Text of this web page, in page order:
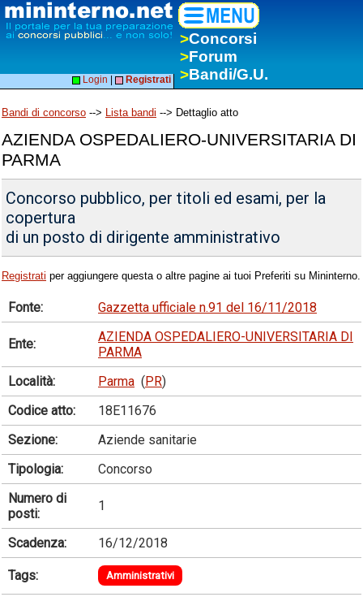
>Concorsi
>Forum
>Bandi/G.U.
Login Registrati
Bandi di concorso --> Lista bandi --> Dettaglio atto
AZIENDA OSPEDALIERO-UNIVERSITARIA DI
PARMA
Concorso pubblico, per titoli ed esami, per la
copertura
di un posto di dirigente amministrativo
Registrati per aggiungere questa o altre pagine ai tuoi Preferiti su Mininterno.
Fonte: Gazzetta ufficiale n.91 del 16/11/2018
Ente:
AZIENDA OSPEDALIERO-UNIVERSITARIA DI
PARMA
Località:
Parma (PR)
Codice atto:
18E11676
Sezione:
Aziende sanitarie
Tipologia:
Concorso
Numero di
posti:
1
Scadenza: 16/12/2018
Tags: Amministrativi